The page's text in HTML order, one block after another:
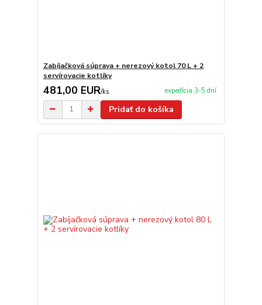
Zabíjačková súprava + nerezový kotol 70 L + 2
servírovacie kotlíky
481,00 EUR/ks expedícia 3-5 dní
Pridať do košíka